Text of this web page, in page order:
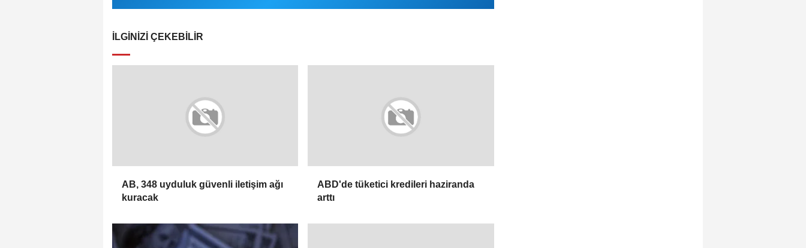
İLGINIZI ÇEKEBILIR
AB, 348 uyduluk güvenli iletişim ağı
kuracak
ABD'de tüketici kredileri haziranda
arttı